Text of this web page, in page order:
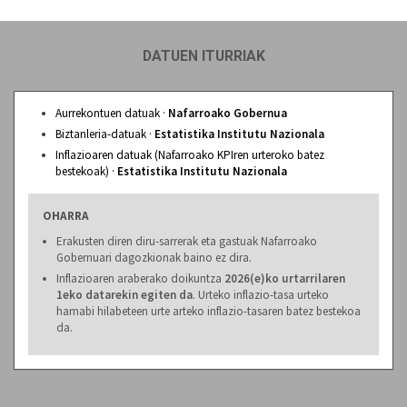
DATUEN ITURRIAK
Aurrekontuen datuak · Nafarroako Gobernua
Biztanleria-datuak · Estatistika Institutu Nazionala
Inflazioaren datuak (Nafarroako KPIren urteroko batez
bestekoak) · Estatistika Institutu Nazionala
OHARRA
Erakusten diren diru-sarrerak eta gastuak Nafarroako
Gobernuari dagozkionak baino ez dira.
Inflazioaren araberako doikuntza 2026(e)ko urtarrilaren
1eko datarekin egiten da. Urteko inflazio-tasa urteko
hamabi hilabeteen urte arteko inflazio-tasaren batez bestekoa
da.